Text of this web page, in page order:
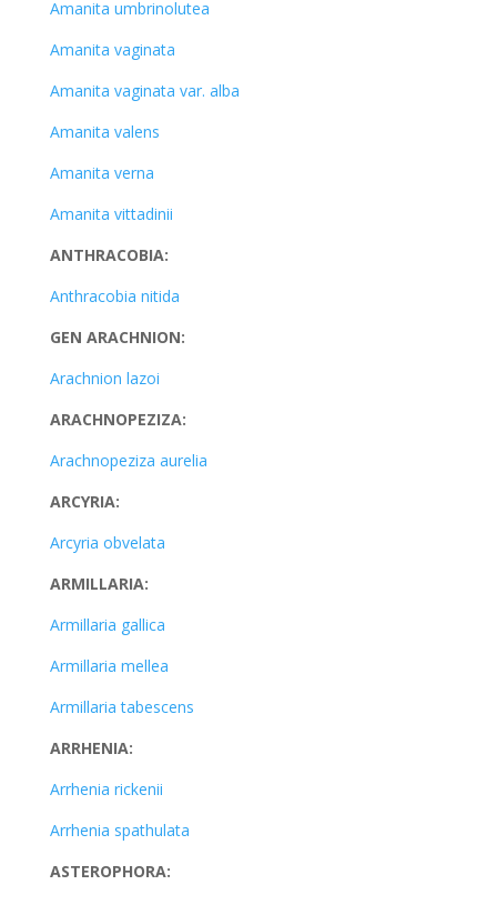
Amanita umbrinolutea
Amanita vaginata
Amanita vaginata var. alba
Amanita valens
Amanita verna
Amanita vittadinii
ANTHRACOBIA:
Anthracobia nitida
GEN ARACHNION:
Arachnion lazoi
ARACHNOPEZIZA:
Arachnopeziza aurelia
ARCYRIA:
Arcyria obvelata
ARMILLARIA:
Armillaria gallica
Armillaria mellea
Armillaria tabescens
ARRHENIA:
Arrhenia rickenii
Arrhenia spathulata
ASTEROPHORA: